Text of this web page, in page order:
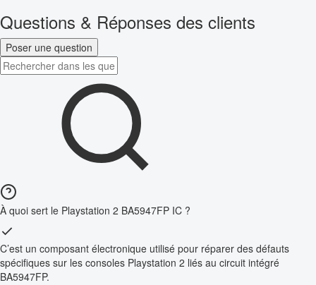
Questions & Réponses des clients
Poser une question
À quoi sert le Playstation 2 BA5947FP IC ?
C’est un composant électronique utilisé pour réparer des défauts
spécifiques sur les consoles Playstation 2 liés au circuit intégré
BA5947FP.